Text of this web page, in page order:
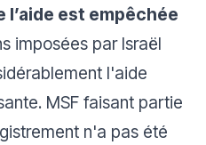
est empêchée
imposées par Israël
l'aide
MSF faisant partie
n'a pas été